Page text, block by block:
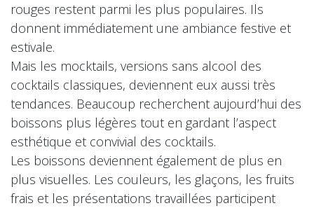
rouges restent parmi les plus populaires. Ils
donnent immédiatement une ambiance festive et
estivale.
Mais les mocktails, versions sans alcool des
cocktails classiques, deviennent eux aussi très
tendances. Beaucoup recherchent aujourd’hui des
boissons plus légères tout en gardant l’aspect
esthétique et convivial des cocktails.
Les boissons deviennent également de plus en
plus visuelles. Les couleurs, les glaçons, les fruits
frais et les présentations travaillées participent